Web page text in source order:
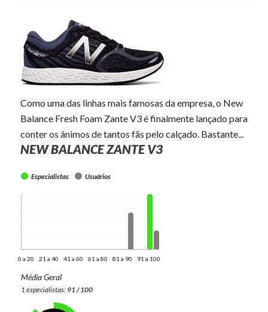
Como uma das linhas mais famosas da empresa, o New
Balance Fresh Foam Zante V3 é finalmente lançado para
conter os ânimos de tantos fãs pelo calçado. Bastante...
NEW BALANCE ZANTE V3
Especialistas Usuários
0 a 20 21 a 40 41 a 60 61 a 80 81 a 90 91 a 100
Média Geral
1 especialistas: 91 / 100